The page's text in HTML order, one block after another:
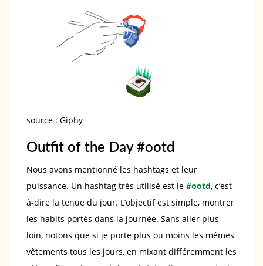
source : Giphy
Outfit of the Day #ootd
Nous avons mentionné les hashtags et leur
puissance. Un hashtag très utilisé est le #ootd, c’est-
à-dire la tenue du jour. L’objectif est simple, montrer
les habits portés dans la journée. Sans aller plus
loin, notons que si je porte plus ou moins les mêmes
vêtements tous les jours, en mixant différemment les